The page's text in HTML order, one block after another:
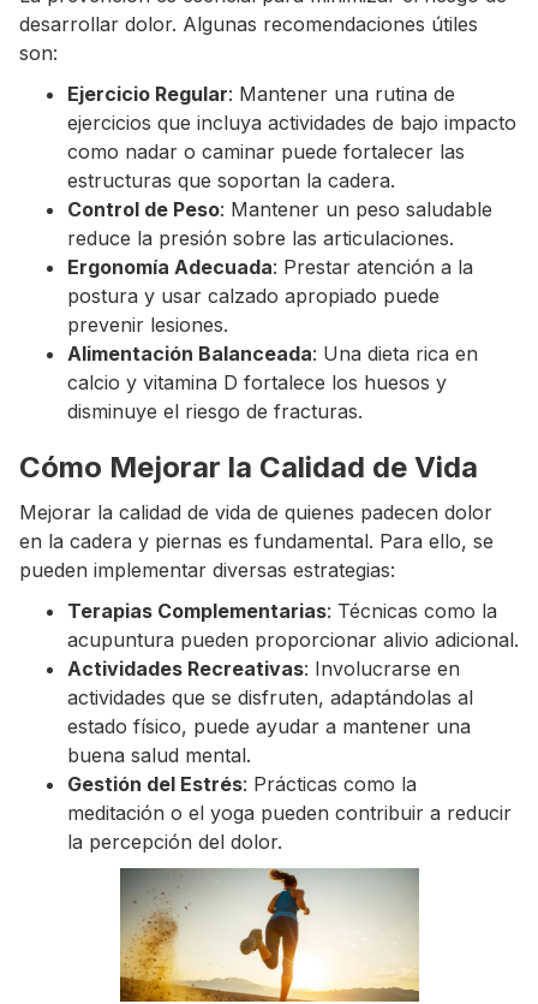
desarrollar dolor. Algunas recomendaciones útiles
son:
Ejercicio Regular: Mantener una rutina de
ejercicios que incluya actividades de bajo impacto
como nadar o caminar puede fortalecer las
estructuras que soportan la cadera.
Control de Peso: Mantener un peso saludable
reduce la presión sobre las articulaciones.
Ergonomía Adecuada: Prestar atención a la
postura y usar calzado apropiado puede
prevenir lesiones.
Alimentación Balanceada: Una dieta rica en
calcio y vitamina D fortalece los huesos y
disminuye el riesgo de fracturas.
Cómo Mejorar la Calidad de Vida
Mejorar la calidad de vida de quienes padecen dolor
en la cadera y piernas es fundamental. Para ello, se
pueden implementar diversas estrategias:
Terapias Complementarias: Técnicas como la
acupuntura pueden proporcionar alivio adicional.
Actividades Recreativas: Involucrarse en
actividades que se disfruten, adaptándolas al
estado físico, puede ayudar a mantener una
buena salud mental.
Gestión del Estrés: Prácticas como la
meditación o el yoga pueden contribuir a reducir
la percepción del dolor.